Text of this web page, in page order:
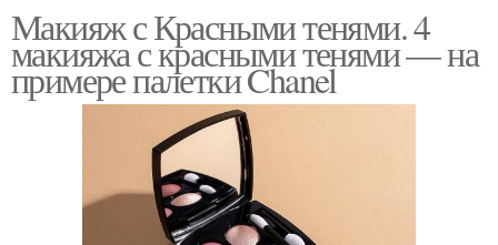
Макияж с Красными тенями. 4
макияжа с красными тенями — на
примере палетки Chanel